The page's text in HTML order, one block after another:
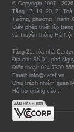
© Copyright 2007 -
Tầng 17, 19, 20, 21
Tưởng, phường Thanh
Giấy phép thiết lập
và Truyền thông Hà Nội
Tầng 21, tòa nhà Center
Địa chỉ: Số 01, phố
Điện thoại: 024 7309
Email: info@cafef.vn
Chịu trách nhiệm quản
Hỗ trợ quảng cáo :